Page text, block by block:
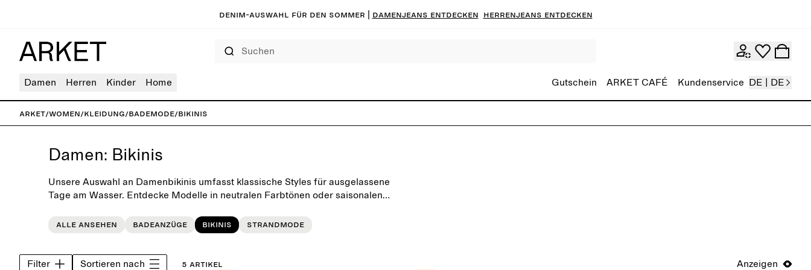
Denim-Auswahl für den Sommer | Damenjeans entdecken Herrenjeans entdecken
Damen Herren Kinder Home Gutschein ARKET CAFÉ Kundenservice DE | DE
ARKET/Women/Kleidung/Bademode/Bikinis
Damen: Bikinis
Unsere Auswahl an Damenbikinis umfasst klassische Styles für ausgelassene
Tage am Wasser. Entdecke Modelle in neutralen Farbtönen oder saisonalen
sowie Liebe zum Detail entworfen werden.
Alle ansehen Badeanzüge Bikinis Strandmode
Filter Sortieren nach 5 Artikel Anzeigen